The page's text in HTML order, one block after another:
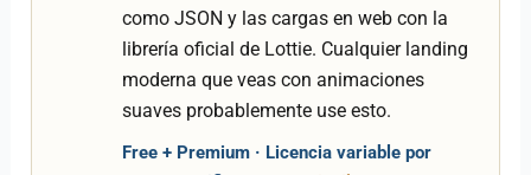
como JSON y las cargas en web con la
librería oficial de Lottie. Cualquier landing
moderna que veas con animaciones
suaves probablemente use esto.
Free + Premium · Licencia variable por